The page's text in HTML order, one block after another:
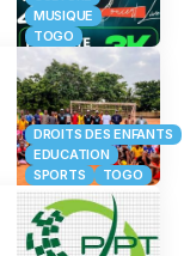
MUSIQUE
TOGO
DROITS DES ENFANTS
EDUCATION
SPORTS
TOGO